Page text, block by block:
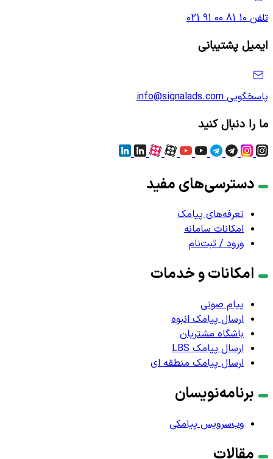
تلفن 021 91 00 81 10
ایمیل پشتیبانی
پاسخگویی info@signalads.com
ما را دنبال کنید
دسترسی‌های مفید
تعرفه‌های پیامک
امکانات سامانه
ورود / ثبت‌نام
امکانات و خدمات
پیام صوتی
ارسال پیامک انبوه
باشگاه مشتریان
ارسال پیامک LBS
ارسال پیامک منطقه ای
برنامه‌نویسان
وب‌سرویس پیامکی